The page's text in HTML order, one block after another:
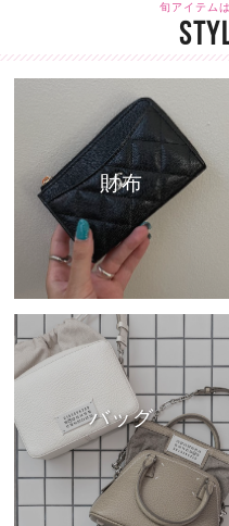
旬アイテム
財布
バッグ